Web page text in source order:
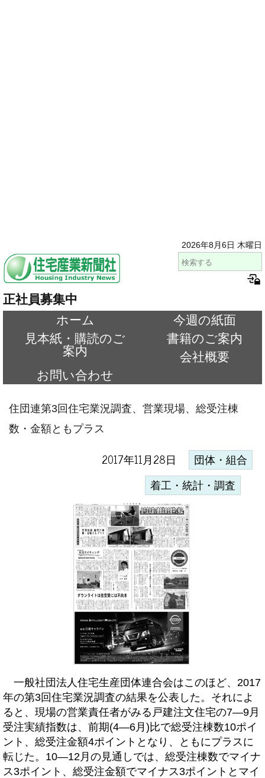
2026年8月6日 木曜日
正社員募集中
ホーム
今週の紙面
見本紙・購読のご
案内
書籍のご案内
会社概要
お問い合わせ
住団連第3回住宅業況調査、営業現場、総受注棟
数・金額ともプラス
2017年11月28日 団体・組合
着工・統計・調査
一般社団法人住宅生産団体連合会はこのほど、2017
年の第3回住宅業況調査の結果を公表した。それによ
ると、現場の営業責任者がみる戸建注文住宅の7―9月
受注実績指数は、前期(4―6月)比で総受注棟数10ポイ
ント、総受注金額4ポイントとなり、ともにプラスに
転じた。10―12月の見通しでは、総受注棟数でマイナ
ス3ポイント、総受注金額でマイナス3ポイントとマイ